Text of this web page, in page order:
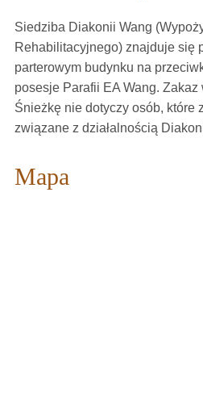
Siedziba Diakonii Wang
Rehabilitacyjnego) znajduje się
parterowym budynku na
posesje Parafii EA Wang. Zakaz
Śnieżkę nie dotyczy osób, które
związane z działalnością
Mapa